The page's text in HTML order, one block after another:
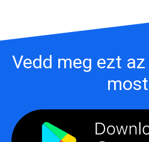
Vedd meg ezt